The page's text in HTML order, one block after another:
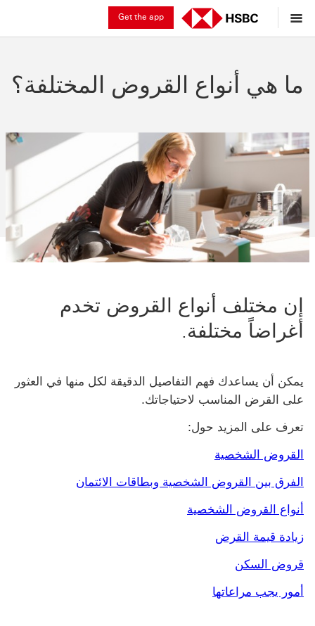
Get the app
ما هي أنواع القروض المختلفة؟
إن مختلف أنواع القروض تخدم
أغراضاً مختلفة.
يمكن أن يساعدك فهم التفاصيل الدقيقة لكل منها في العثور
على القرض المناسب لاحتياجاتك.
تعرف على المزيد حول:
القروض الشخصية
الفرق بين القروض الشخصية وبطاقات الائتمان
أنواع القروض الشخصية
زيادة قيمة القرض
قروض السكن
أمور يجب مراعاتها